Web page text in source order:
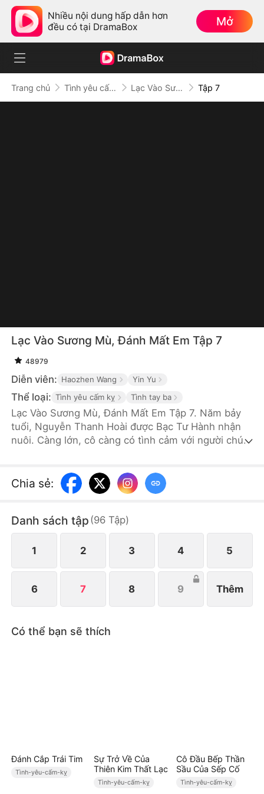
Nhiều nội dung hấp dẫn hơn
đều có tại DramaBox
Mở
Trang chủ Tình yêu cấm kỵ Lạc Vào Sương Mù, Đánh Mất Em Tập 7
Lạc Vào Sương Mù, Đánh Mất Em Tập 7
48979
Diễn viên: Haozhen Wang Yin Yu
Thể loại: Tình yêu cấm kỵ Tình tay ba
Lạc Vào Sương Mù, Đánh Mất Em Tập 7. Năm bảy
tuổi, Nguyễn Thanh Hoài được Bạc Tư Hành nhận
nuôi. Càng lớn, cô càng có tình cảm với người chú
tìm bạn gái, nhưng anh không dối được lòng mình.
Một đêm say, hai người phát sinh quan hệ. Bạc Tư
người khác. Nguyễn Thanh Hoài đau khổ bỏ đi. Khi
biết sự thật, liệu Bạc Tư Hành có đủ dũng khí đối
diện với tình cảm thật sự của mình?
Chia sẻ:
Danh sách tập (96 Tập)
1 2 3 4 5
6 7 8 9 Thêm
Có thể bạn sẽ thích
Đánh Cắp Trái Tim
Tình-yêu-cấm-kỵ
Sự Trở Về Của
Thiên Kim Thất Lạc
Tình-yêu-cấm-kỵ
Cô Đầu Bếp Thần
Sầu Của Sếp Cố
Tình-yêu-cấm-kỵ